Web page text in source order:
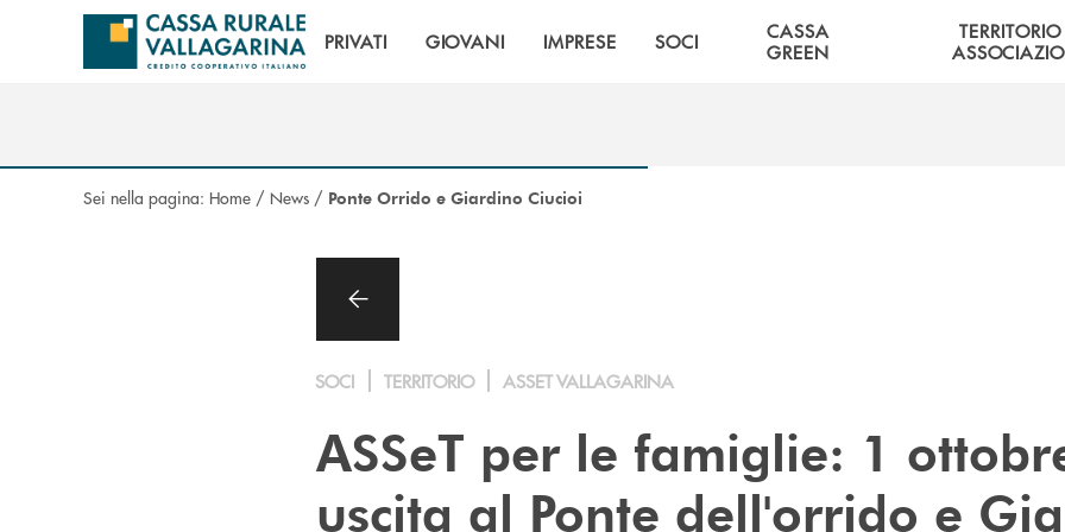
Salta al contenuto principale
PRIVATI GIOVANI IMPRESE SOCI
CASSA
GREEN
Sei nella pagina: Home / News / Ponte Orrido e Giardino Ciucioi
SOCI TERRITORIO ASSET VALLAGARINA
ASSeT per le famiglie: 1
uscita al Ponte dell'orrido e